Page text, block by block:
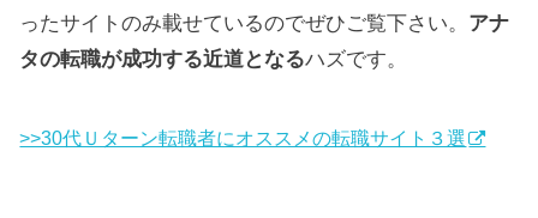
ったサイトのみ載せているのでぜひご覧下さい。 アナ
タの転職が成功する近道となるハズです。
>>30代Ｕターン転職者にオススメの転職サイト３選